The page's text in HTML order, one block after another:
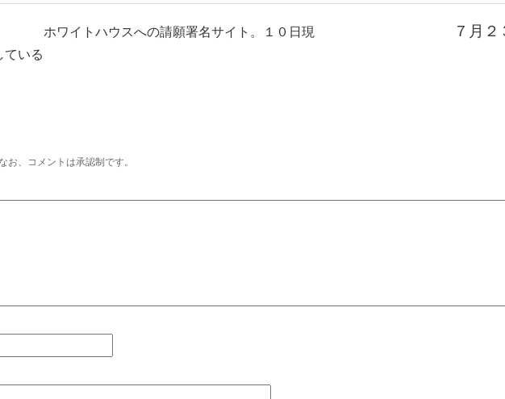
７月
ホワイトハウスへの請願署名サイト。１０日現
ている
、コメントは承認制です。